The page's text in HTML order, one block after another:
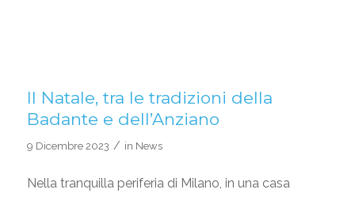
Il Natale, tra le tradizioni della
Badante e dell’Anziano
9 Dicembre 2023 / in News
Nella tranquilla periferia di Milano, in una casa